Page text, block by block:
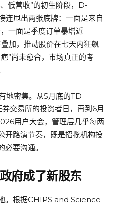
低营收”的初生阶段，D-
甩出两张底牌：一面是来自
一面是季度订单暴增近
加，推动股价在七天内狂飙
”尚未愈合，市场真正的考
地密集。从5月底的TD
交易所的投资者日，再到6月
用户大会，管理层几乎每两
开路演节奏，既是招揽机构投
要沟通。
府成了新股东
。根据CHIPS and Science